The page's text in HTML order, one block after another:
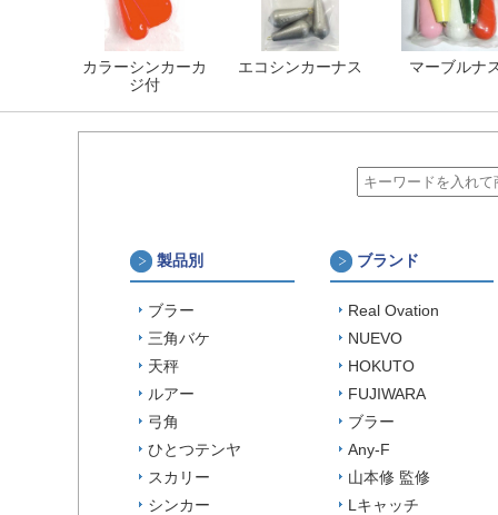
カラーシンカーカ
ジ付
エコシンカーナス マーブルナ
製品別
ブラー
三角バケ
天秤
ルアー
弓角
ひとつテンヤ
スカリー
シンカー
ブランド
Real Ovation
NUEVO
HOKUTO
FUJIWARA
ブラー
Any-F
山本修 監修
Lキャッチ